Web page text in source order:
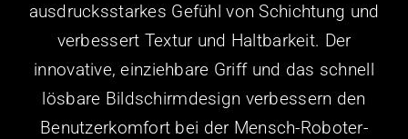
ausdrucksstarkes Gefühl von Schichtung und
verbessert Textur und Haltbarkeit. Der
innovative, einziehbare Griff und das schnell
lösbare Bildschirmdesign verbessern den
Benutzerkomfort bei der Mensch-Roboter-